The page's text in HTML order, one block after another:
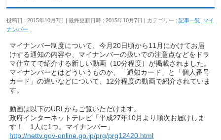
投稿日 : 2015年10月7日 最終更新日時 : 2015年10月7日 カテゴリー :記事一覧 マイ
ナンバー
マイナンバー制度について、今月20日頃から11月にかけてお届
けする通知の内容や、マイナンバーの扱いでの注意点などをドラ
マ仕立てで紹介する新しい動画（10分程度）が掲載されました。
マイナンバーとはどういうものか、「通知カード」と「個人番号
カード」の違いなどについて、12分程度の動画で紹介されていま
す。
動画は以下のURLからご覧いただけます。
政府インターネットテレビ「平成27年10月より順次お届けしま
す！ 1人に1つ。マイナンバー」
http://nettv.gov-online.go.jp/prg/prg12420.html